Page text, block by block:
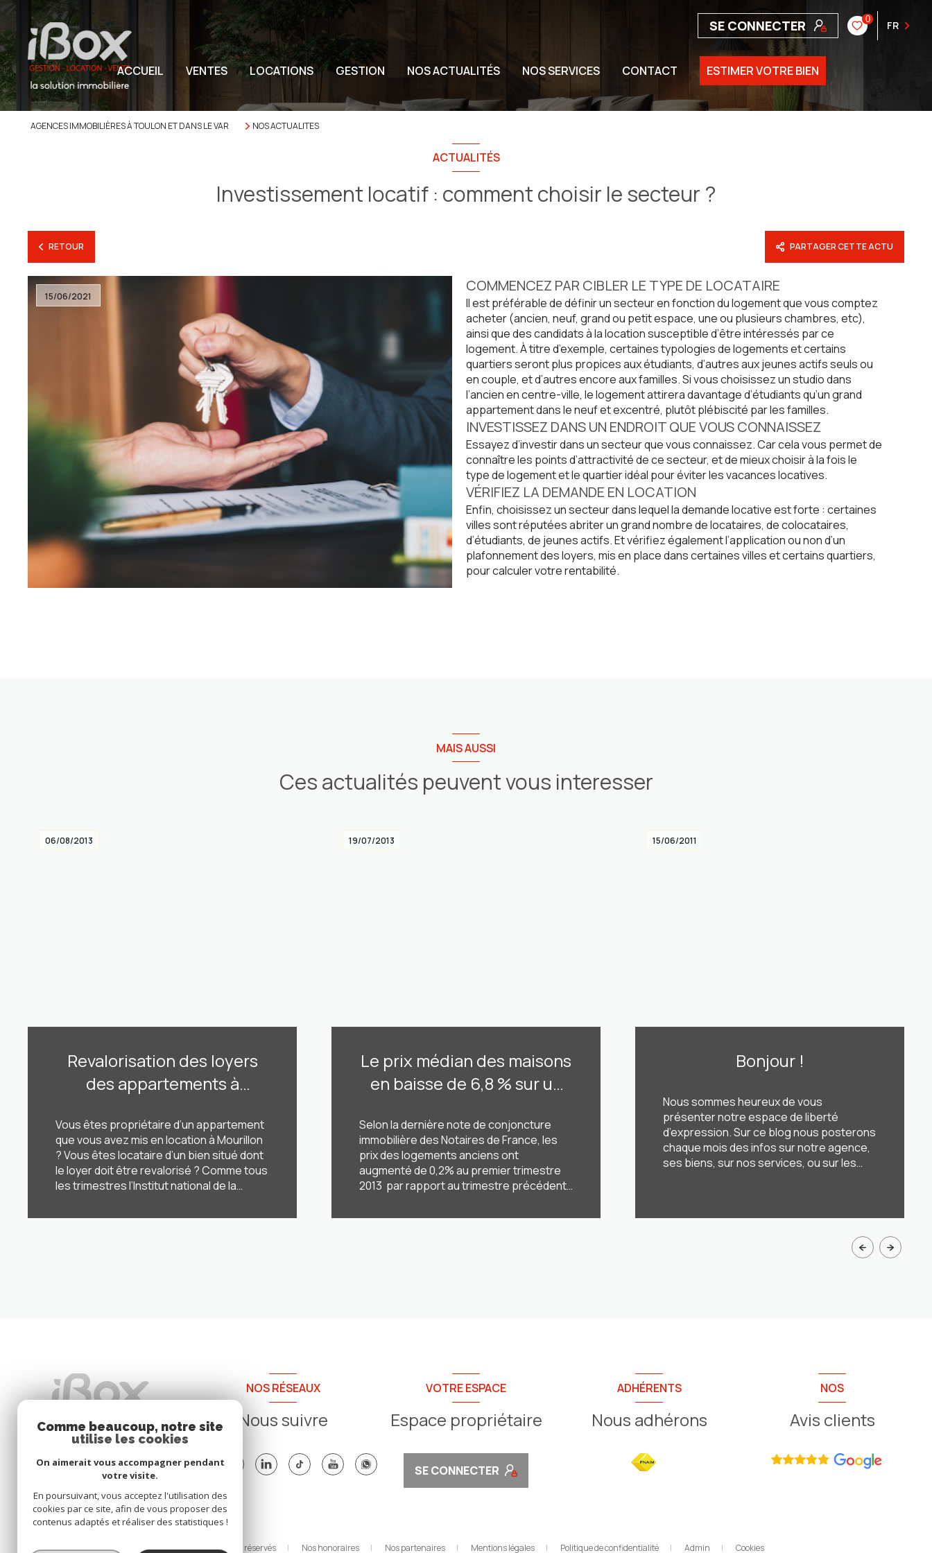
SE CONNECTER 0 FR
ACCUEIL VENTES LOCATIONS GESTION NOS ACTUALITÉS NOS SERVICES CONTACT ESTIMER VOTRE BIEN
AGENCES IMMOBILIÈRES À TOULON ET DANS LE VAR NOS ACTUALITES
ACTUALITÉS
Investissement locatif : comment choisir le secteur ?
RETOUR PARTAGER CETTE ACTU
15/06/2021
COMMENCEZ PAR CIBLER LE TYPE DE LOCATAIRE
Il est préférable de définir un secteur en fonction du logement que vous comptez
acheter (ancien, neuf, grand ou petit espace, une ou plusieurs chambres, etc),
ainsi que des candidats à la location susceptible d’être intéressés par ce
logement. À titre d’exemple, certaines typologies de logements et certains
quartiers seront plus propices aux étudiants, d’autres aux jeunes actifs seuls ou
en couple, et d’autres encore aux familles. Si vous choisissez un studio dans
l’ancien en centre-ville, le logement attirera davantage d’étudiants qu’un grand
appartement dans le neuf et excentré, plutôt plébiscité par les familles.
INVESTISSEZ DANS UN ENDROIT QUE VOUS CONNAISSEZ
Essayez d’investir dans un secteur que vous connaissez. Car cela vous permet de
connaître les points d’attractivité de ce secteur, et de mieux choisir à la fois le
type de logement et le quartier idéal pour éviter les vacances locatives.
VÉRIFIEZ LA DEMANDE EN LOCATION
Enfin, choisissez un secteur dans lequel la demande locative est forte : certaines
villes sont réputées abriter un grand nombre de locataires, de colocataires,
d’étudiants, de jeunes actifs. Et vérifiez également l’application ou non d’un
plafonnement des loyers, mis en place dans certaines villes et certains quartiers,
pour calculer votre rentabilité.
MAIS AUSSI
Ces actualités peuvent vous interesser
06/08/2013
Revalorisation des loyers
des appartements à
maximum selon l’Insee !
Vous êtes propriétaire d’un appartement
que vous avez mis en location à Mourillon
? Vous êtes locataire d’un bien situé dont
le loyer doit être revalorisé ? Comme tous
les trimestres l’Institut national de la
(Insee) vient de publier en cette mi-juillet
LIRE CETTE ACTU
19/07/2013
Le prix médian des maisons
en baisse de 6,8 % sur un
notaires
Selon la dernière note de conjoncture
immobilière des Notaires de France, les
prix des logements anciens ont
augmenté de 0,2% au premier trimestre
2013 par rapport au trimestre précédent
restés stables pour les appartements
LIRE CETTE ACTU
15/06/2011
Bonjour !
Nous sommes heureux de vous
présenter notre espace de liberté
d’expression. Sur ce blog nous posterons
chaque mois des infos sur notre agence,
ses biens, sur nos services, ou sur les
NOS RÉSEAUX
Nous suivre
VOTRE ESPACE
Espace propriétaire
SE CONNECTER
ADHÉRENTS
Nous adhérons
NOS
Avis clients
© 2026 | Tous droits réservés Nos honoraires Nos partenaires Mentions légales Politique de confidentialité Admin Cookies
Comme beaucoup, notre site
utilise les cookies
On aimerait vous accompagner pendant
votre visite.
En poursuivant, vous acceptez l'utilisation des
cookies par ce site, afin de vous proposer des
contenus adaptés et réaliser des statistiques !